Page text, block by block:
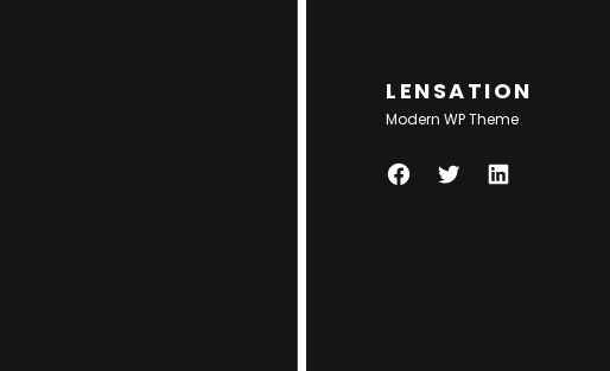
LENSATION
Modern WP Theme
F
T
L